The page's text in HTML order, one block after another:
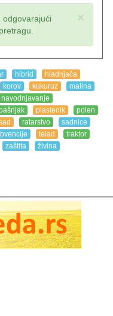
×
odgovarajući
hibrid
hladnjača
korov kukuruz
malina
navodnjavanje
plastenik
polen
ratarstvo
sadnice
telad
traktor
zaštita živina